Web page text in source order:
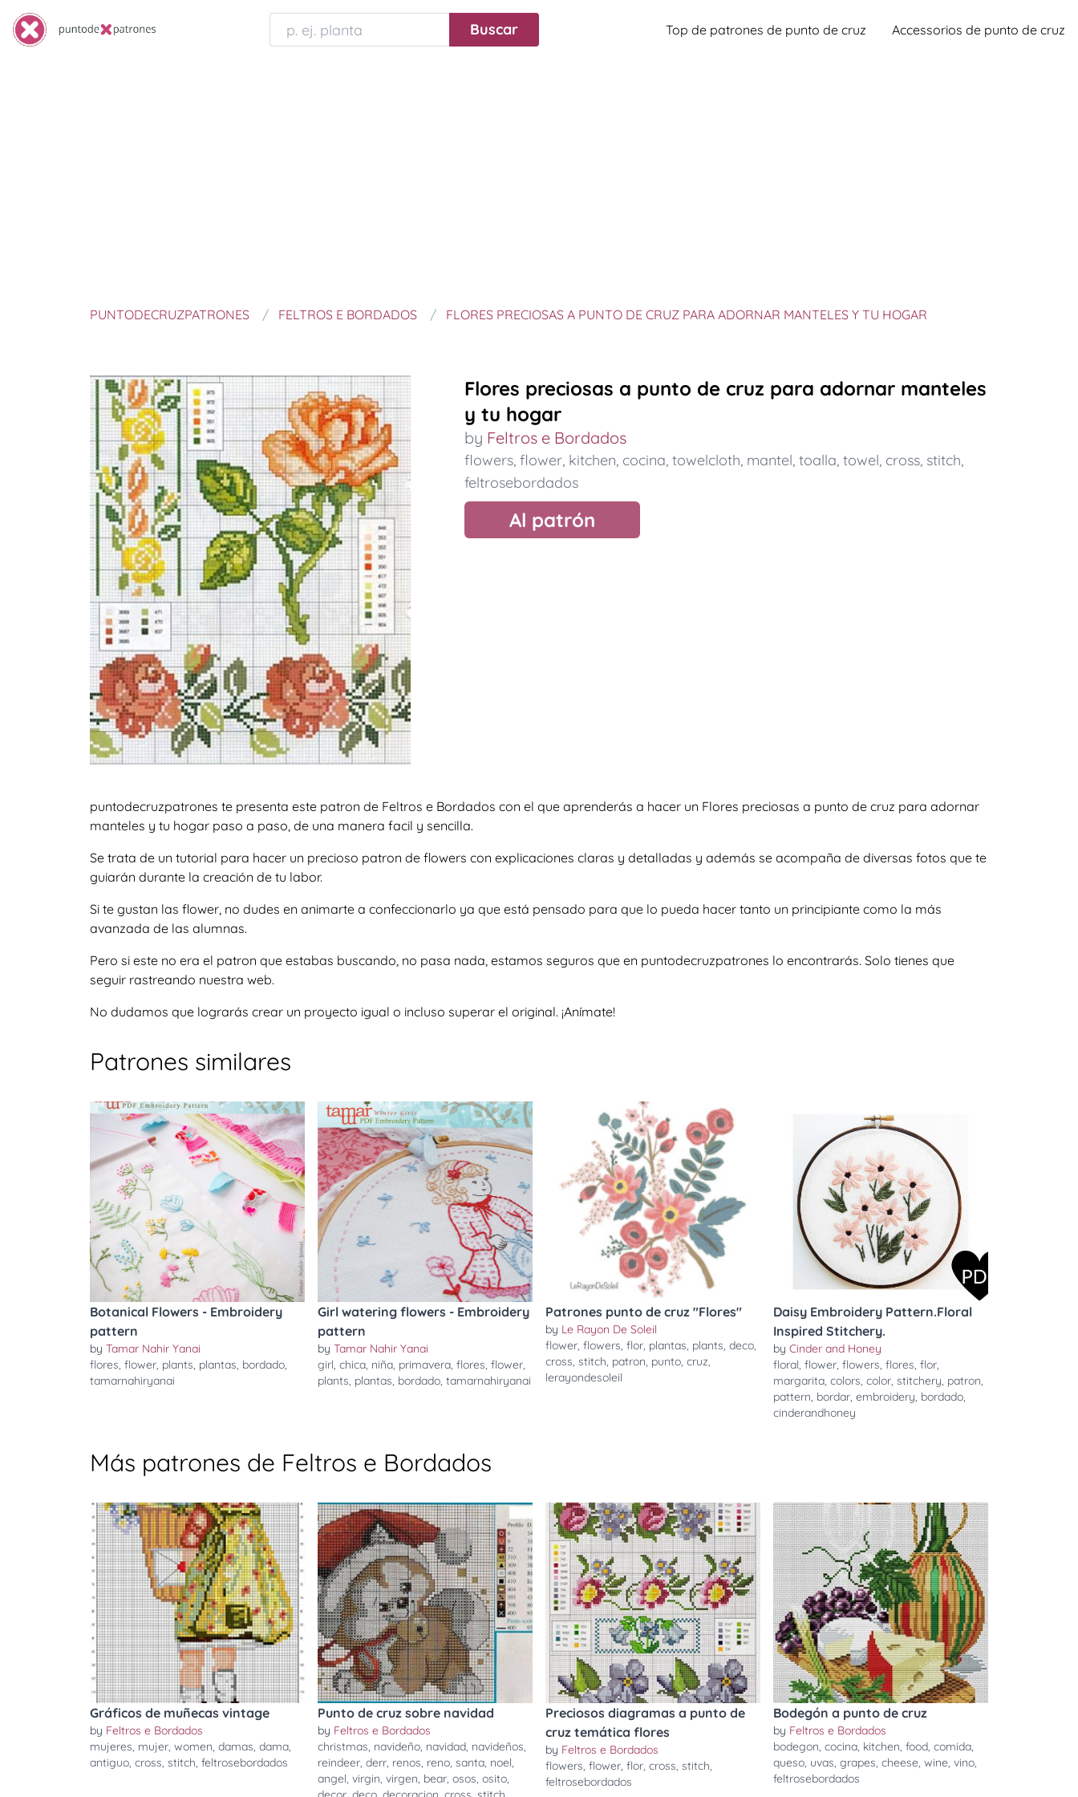
Top de patrones de punto de cruz Accessorios de punto de cruz
PUNTODECRUZPATRONES FELTROS E BORDADOS FLORES PRECIOSAS A PUNTO DE CRUZ PARA ADORNAR MANTELES Y TU HOGAR
Flores preciosas a punto de cruz para adornar manteles
y tu hogar
by Feltros e Bordados
flowers, flower, kitchen, cocina, towelcloth, mantel, toalla, towel, cross, stitch,
feltrosebordados
Al patrón
puntodecruzpatrones te presenta este patron de Feltros e Bordados con el que aprenderás a hacer un Flores preciosas a punto de cruz para adornar
manteles y tu hogar paso a paso, de una manera facil y sencilla.
Se trata de un tutorial para hacer un precioso patron de flowers con explicaciones claras y detalladas y además se acompaña de diversas fotos que te
guiarán durante la creación de tu labor.
Si te gustan las flower, no dudes en animarte a confeccionarlo ya que está pensado para que lo pueda hacer tanto un principiante como la más
avanzada de las alumnas.
Pero si este no era el patron que estabas buscando, no pasa nada, estamos seguros que en puntodecruzpatrones lo encontrarás. Solo tienes que
seguir rastreando nuestra web.
No dudamos que lograrás crear un proyecto igual o incluso superar el original. ¡Anímate!
Patrones similares
Botanical Flowers - Embroidery
pattern
by Tamar Nahir Yanai
flores, flower, plants, plantas, bordado,
tamarnahiryanai
Girl watering flowers - Embroidery
pattern
by Tamar Nahir Yanai
girl, chica, niña, primavera, flores, flower,
plants, plantas, bordado, tamarnahiryanai
Patrones punto de cruz "Flores"
by Le Rayon De Soleil
flower, flowers, flor, plantas, plants, deco,
cross, stitch, patron, punto, cruz,
lerayondesoleil
Daisy Embroidery Pattern.Floral
Inspired Stitchery.
by Cinder and Honey
floral, flower, flowers, flores, flor,
margarita, colors, color, stitchery, patron,
pattern, bordar, embroidery, bordado,
cinderandhoney
Más patrones de Feltros e Bordados
Gráficos de muñecas vintage
by Feltros e Bordados
mujeres, mujer, women, damas, dama,
antiguo, cross, stitch, feltrosebordados
Punto de cruz sobre navidad
by Feltros e Bordados
christmas, navideño, navidad, navideños,
reindeer, derr, renos, reno, santa, noel,
angel, virgin, virgen, bear, osos, osito,
Preciosos diagramas a punto de
cruz temática flores
by Feltros e Bordados
flowers, flower, flor, cross, stitch,
feltrosebordados
Bodegón a punto de cruz
by Feltros e Bordados
bodegon, cocina, kitchen, food, comida,
queso, uvas, grapes, cheese, wine, vino,
feltrosebordados